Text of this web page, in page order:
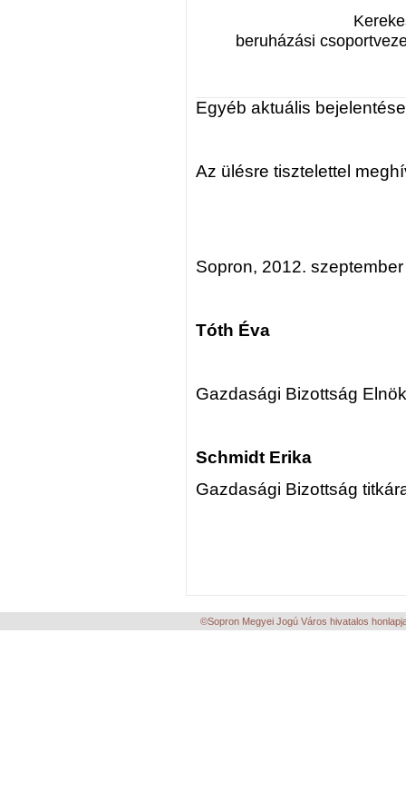
Kerekes Attila
beruházási
Egyéb aktuális
Az ülésre tisztelettel
Sopron, 2012.
Tóth Éva
Gazdasági Bizottság
Schmidt Erika
Gazdasági Bizottság
©Sopron Megyei Jogú Város hivatalos